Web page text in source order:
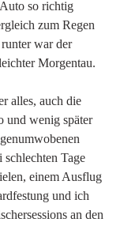
so richtig
zum Regen
war der
Morgentau.
alles, auch die
und wenig später
Tage
einem Ausflug
und ich
an den